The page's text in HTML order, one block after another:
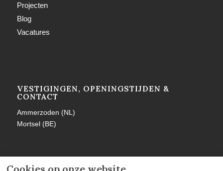
Projecten
Blog
Vacatures
VESTIGINGEN, OPENINGSTIJDEN &
CONTACT
Ammerzoden (NL)
Mortsel (BE)